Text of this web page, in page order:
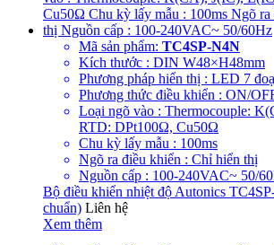
Mã sản phẩm: TC4SP-N4N
Kích thước : DIN W48×H48mm
Phương pháp hiển thị : LED 7
Phương thức điều khiển : ON/
Loại ngõ vào : Thermocouple:
RTD: DPt100Ω, Cu50Ω
Chu kỳ lấy mẫu : 100ms
Ngõ ra điều khiển : Chỉ hiển thị
Nguồn cấp : 100-240VAC~ 50/
Bộ điều khiển nhiệt độ Autonics
chuẩn) Liên hệ
Xem thêm